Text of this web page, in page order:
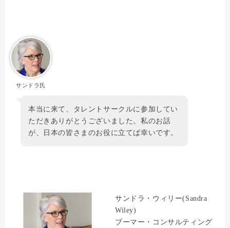
サンドラ氏
本当に来て、タレントサークルに参加してい
ただきありがとうございました。私のお話
が、日本の皆さまのお役に立てば幸いです。
サンドラ・ウィリー(Sandra
Wiley)
ブーマー・コンサルティング